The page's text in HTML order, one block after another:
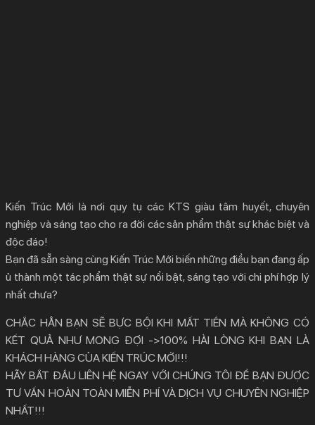
Kiến Trúc Mới là nơi quy tụ các KTS giàu tâm huyết, chuyên
nghiệp và sáng tạo cho ra đời các sản phẩm thật sự khác biệt và
độc đáo!
Bạn đã sẵn sàng cùng Kiến Trúc Mới biến những điều bạn đang ấp
ủ thành một tác phẩm thật sự nổi bật, sáng tạo với chi phí hợp lý
nhất chưa?
CHẮC HẲN BẠN SẼ BỰC BỘI KHI MẤT TIỀN MÀ KHÔNG CÓ
KẾT QUẢ NHƯ MONG ĐỢI ->100% HÀI LÒNG KHI BẠN LÀ
KHÁCH HÀNG CỦA KIẾN TRÚC MỚI!!!
HÃY BẮT ĐẦU LIÊN HỆ NGAY VỚI CHÚNG TÔI ĐỂ BẠN ĐƯỢC
TƯ VẤN HOÀN TOÀN MIỄN PHÍ VÀ DỊCH VỤ CHUYÊN NGHIỆP
NHẤT!!!